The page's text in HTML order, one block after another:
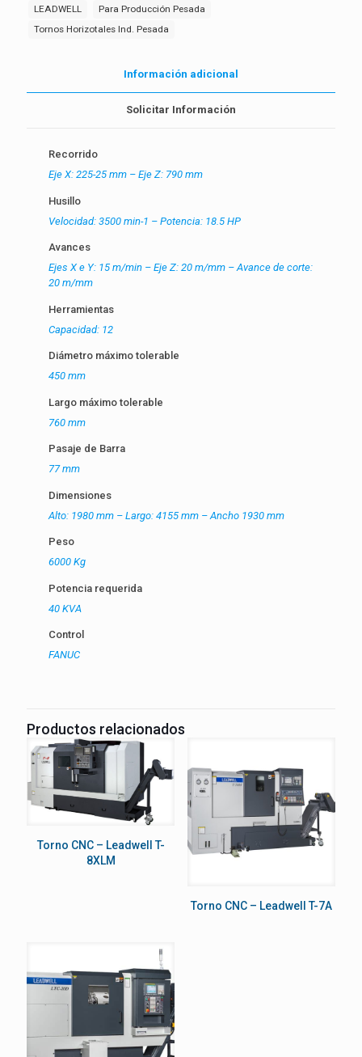
LEADWELL
Para Producción Pesada
Tornos Horizotales Ind. Pesada
Información adicional
Solicitar Información
Recorrido
Eje X: 225-25 mm – Eje Z: 790 mm
Husillo
Velocidad: 3500 min-1 – Potencia: 18.5 HP
Avances
Ejes X e Y: 15 m/min – Eje Z: 20 m/mm – Avance de corte:
20 m/mm
Herramientas
Capacidad: 12
Diámetro máximo tolerable
450 mm
Largo máximo tolerable
760 mm
Pasaje de Barra
77 mm
Dimensiones
Alto: 1980 mm – Largo: 4155 mm – Ancho 1930 mm
Peso
6000 Kg
Potencia requerida
40 KVA
Control
FANUC
Productos relacionados
Torno CNC – Leadwell T-
8XLM
Torno CNC – Leadwell T-7A